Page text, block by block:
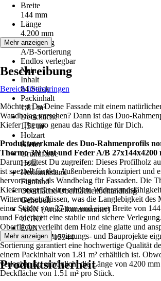
Breite
144 mm
Länge
4.200 mm
Sortierung
A/B-Sortierung
Endlos verlegbar
Nein
Inhalt
84 Stück
Packinhalt
1,81 m²
Deckfläche
1,51 m²
Holzart
Kiefer
Grundfarbe
Holz
Herkunftsland
Finnland
Oberfläche/Oberflächenbehandlung
Gehobelt
AKN (Artikelkurznummer)
UGKJ
EAN
4051736715344
Mehr anzeigen
Beschreibung
Bereich überspringen
Möchtest Du Deine Fassade mit einem
Wandbelag versehen? Dann ist das Duo-
Kiefer Thermo genau das Richtige für Dich.
Produktmerkmale des Duo-Rahmenprofils
Thermo 3N Nut und Feder A/B 27x144x4200
Darum solltest Du zugreifen: Dieses Profilholz
ist speziell für den Außenbereich konzipiert und
hervorragend als Wandbelag für Fassaden. Die
Kiefer sorgt für eine erhöhte
Witterungseinflüssen, was die Langlebigkeit des
einer Stärke von 27 mm und einer Breite von
und Federbrett eine stabile und sichere
Oberfläche verleiht dem Holz eine glatte und
sich ideal für Renovierungs- und Bauprojekte
Sortierung garantiert eine hochwertige Qualität
einem Packinhalt von 1.81 m² erhältlich ist.
verlegbar ist, ermöglicht die Länge von 4200
Deckfläche von 1.51 m² pro Stück.
Mehr anzeigen
Produktsicherheit